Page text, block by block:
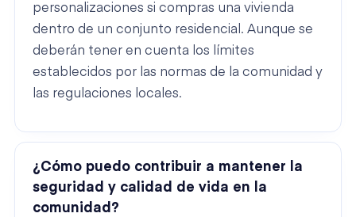
personalizaciones si compras una vivienda
dentro de un conjunto residencial. Aunque se
deberán tener en cuenta los límites
establecidos por las normas de la comunidad y
las regulaciones locales.
¿Cómo puedo contribuir a mantener la
seguridad y calidad de vida en la
comunidad?